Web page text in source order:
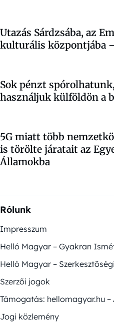
Utazás Sárdzsába, az
kulturális központjába
Sok pénzt
használjuk külföldön a
5G miatt több
is törölte járatait az
Államokba
Rólunk
Impresszum
Helló Magyar – Gyakran
Helló Magyar –
Szerzői jogok
Támogatás: hellomagyar.hu –
Jogi közlemény